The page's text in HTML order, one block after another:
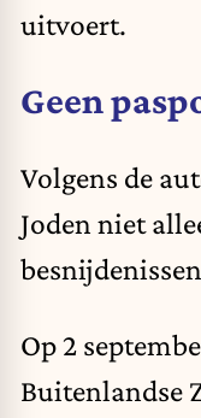
uitvoert.
Geen
Volgens de
Joden niet
Op 2
Buitenlandse